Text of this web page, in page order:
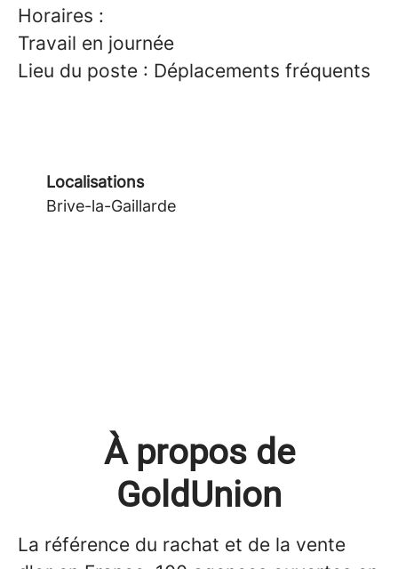
Horaires :
Travail en journée
Lieu du poste : Déplacements fréquents
Localisations
Brive-la-Gaillarde
À propos de
GoldUnion
La référence du rachat et de la vente